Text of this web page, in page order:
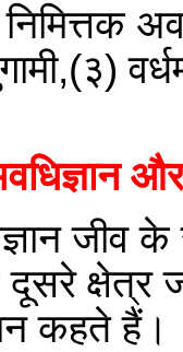
जीव
दूसरे
कहते हैं।